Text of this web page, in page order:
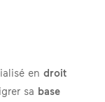
en droit
sa base